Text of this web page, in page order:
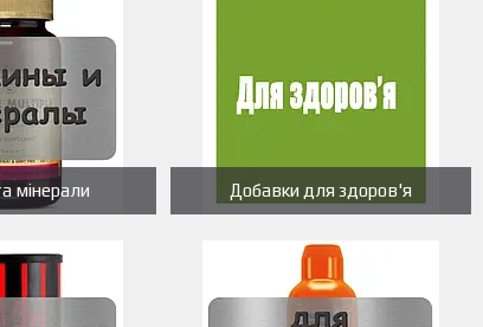
мінерали Добавки для здоров'я